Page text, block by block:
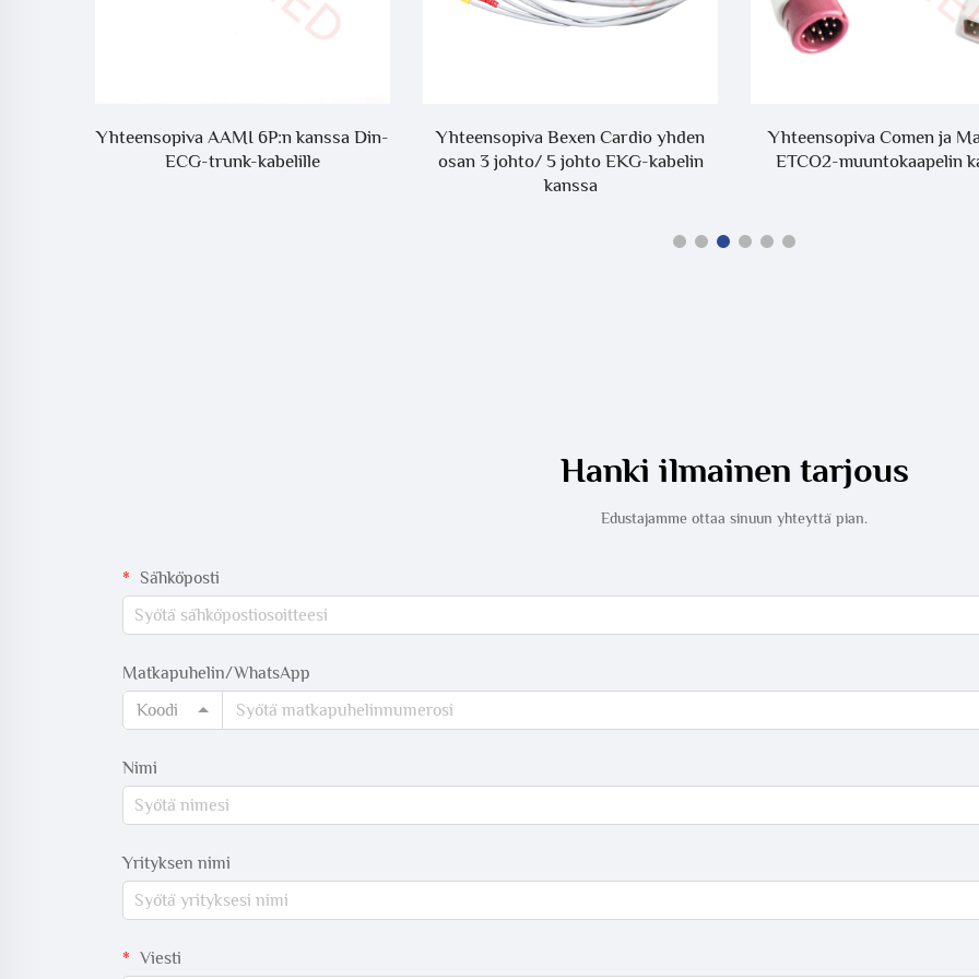
Yhteensopiva AAMI 6P:n kanssa Din-
ECG-trunk-kabelille
Yhteensopiva Bexen Cardio yhden
osan 3 johto/ 5 johto EKG-kabelin
kanssa
Yhteensopiva Comen ja
ETCO2-muuntokaapelin
Hanki ilmainen tarjous
Edustajamme ottaa sinuun yhteyttä pian.
Sähköposti
Matkapuhelin/WhatsApp
Koodi
Nimi
Yrityksen nimi
Viesti